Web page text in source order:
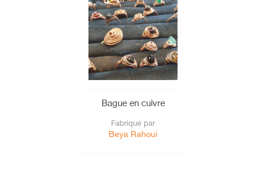
Bague en cuivre
Fabriqué par
Beya Rahoui